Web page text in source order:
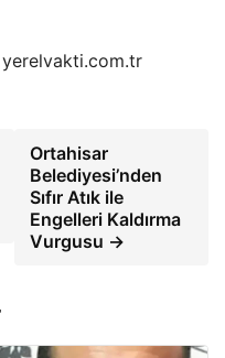
Ortahisar
Belediyesi’nden
Sıfır Atık ile
Engelleri Kaldırma
Vurgusu →